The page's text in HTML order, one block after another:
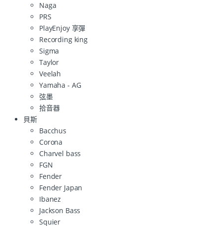
Naga
PRS
PlayEnjoy 享彈
Recording king
Sigma
Taylor
Veelah
Yamaha - AG
弦墨
拾音器
貝斯
Bacchus
Corona
Charvel bass
FGN
Fender
Fender Japan
Ibanez
Jackson Bass
Squier